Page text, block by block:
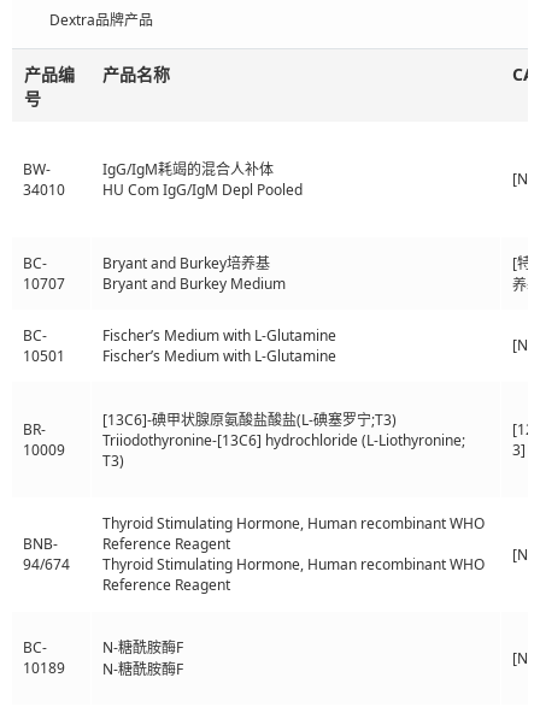
Dextra品牌产品
产品编
号
产品名称
BW-
34010
IgG/IgM耗竭的混合人补体
HU Com IgG/IgM Depl Pooled
[N/
BC-
10707
Bryant and Burkey培养基
Bryant and Burkey Medium
[特
养
BC-
10501
Fischer’s Medium with L-Glutamine
Fischer’s Medium with L-Glutamine
[N/
BR-
10009
[13C6]-碘甲状腺原氨酸盐酸盐(L-碘塞罗宁;T3)
Triiodothyronine-[13C6] hydrochloride (L-Liothyronine;
T3)
3]
BNB-
94/674
Thyroid Stimulating Hormone, Human recombinant WHO
Reference Reagent
Thyroid Stimulating Hormone, Human recombinant WHO
Reference Reagent
[N/
BC-
10189
N-糖酰胺酶F
N-糖酰胺酶F
[N/